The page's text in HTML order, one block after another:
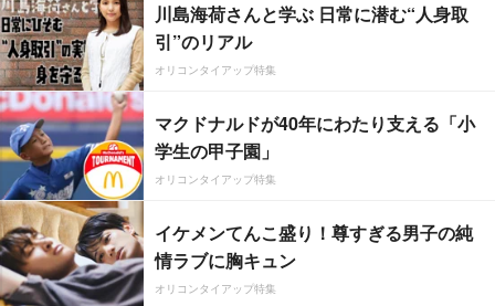
川島海荷さんと学ぶ 日常に潜む“人身取
引”のリアル
オリコンタイアップ特集
マクドナルドが40年にわたり支える「小
学生の甲子園」
オリコンタイアップ特集
イケメンてんこ盛り！尊すぎる男子の純
情ラブに胸キュン
オリコンタイアップ特集